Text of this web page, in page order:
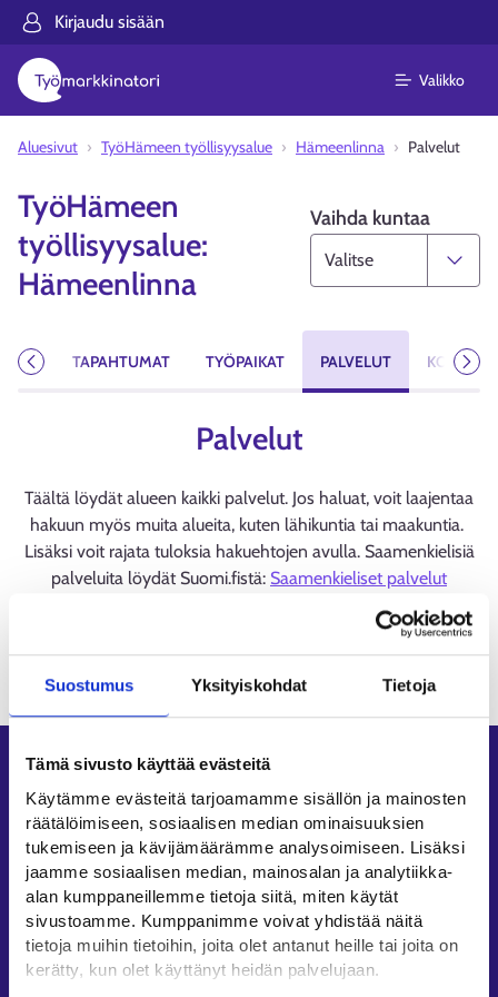
Suostumus Yksityiskohdat Tietoja
Tämä sivusto käyttää evästeitä
Käytämme evästeitä tarjoamamme sisällön ja mainosten
räätälöimiseen, sosiaalisen median ominaisuuksien
tukemiseen ja kävijämäärämme analysoimiseen. Lisäksi
jaamme sosiaalisen median, mainosalan ja analytiikka-
alan kumppaneillemme tietoja siitä, miten käytät
sivustoamme. Kumppanimme voivat yhdistää näitä
tietoja muihin tietoihin, joita olet antanut heille tai joita on
kerätty, kun olet käyttänyt heidän palvelujaan.
Kirjaudu sisään
Valikko
Aluesivut TyöHämeen työllisyysalue Hämeenlinna Palvelut
TyöHämeen
työllisyysalue:
Hämeenlinna
Vaihda kuntaa
TAPAHTUMAT TYÖPAIKAT PALVELUT
Edellinen
Palvelut
Täältä löydät alueen kaikki palvelut. Jos haluat, voit laajentaa
hakuun myös muita alueita, kuten lähikuntia tai maakuntia.
Lisäksi voit rajata tuloksia hakuehtojen avulla. Saamenkielisiä
palveluita löydät Suomi.fistä: Saamenkieliset palvelut
Oikopolut
Asiointi
Oma työpolku
Työnhakuprofiili
Avoimet työpaikat
Tietoa muilla kielillä